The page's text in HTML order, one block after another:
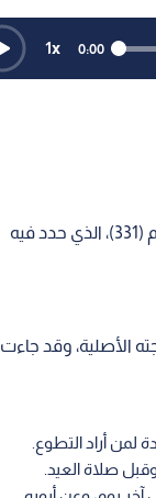
0:00
1x
أصدر مجلس الإفتاء والبحوث والدراسات الإسلامية في جلسته الثانية لعام 2026، القرار رقم (331)، الذي حدد فيه
الأصلية، وقد جاءت
صلاة العيد.